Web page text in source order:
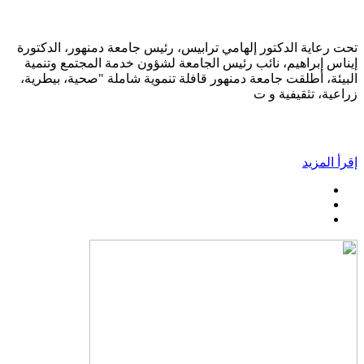
تحت رعاية الدكتور إلهامي ترابيس، رئيس جامعة دمنهور، الدكتورة
إيناس إبراهيم، نائب رئيس الجامعة لشؤون خدمة المجتمع وتنمية
البيئة، أطلقت جامعة دمنهور قافلة تنموية شاملة "صحية، بيطرية،
زراعية، تثقيفية و ت
إقرأ المزيد